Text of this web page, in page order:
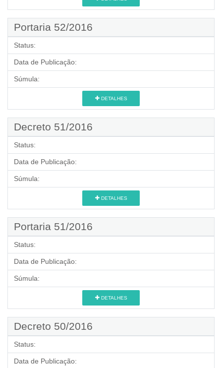
Portaria 52/2016
Status:
Data de Publicação:
Súmula:
DETALHES
Decreto 51/2016
Status:
Data de Publicação:
Súmula:
DETALHES
Portaria 51/2016
Status:
Data de Publicação:
Súmula:
DETALHES
Decreto 50/2016
Status:
Data de Publicação: